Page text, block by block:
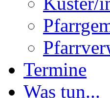
Termine
Was tun...